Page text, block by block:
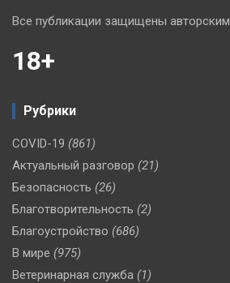
Все публикации защищены авторским
18+
Рубрики
COVID-19 (861)
Актуальный разговор (21)
Безопасность (26)
Благотворительность (2)
Благоустройство (686)
В мире (975)
Ветеринарная служба (1)